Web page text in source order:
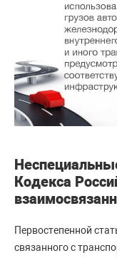
Кодекса
Первостепенной
связанного с